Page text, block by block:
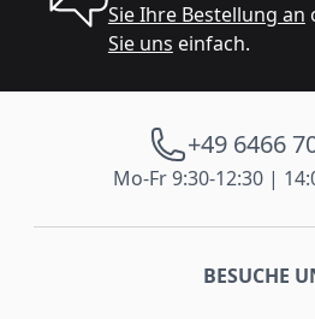
Sie Ihre Bestellung an
Sie uns einfach.
+49 6466
Mo-Fr 9:30-12:30 |
BESUCHE